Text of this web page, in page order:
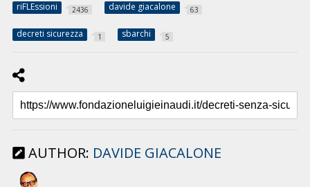
riFLEssioni 2436 davide giacalone 63
decreti sicurezza 1 sbarchi 5
AUTHOR: DAVIDE GIACALONE